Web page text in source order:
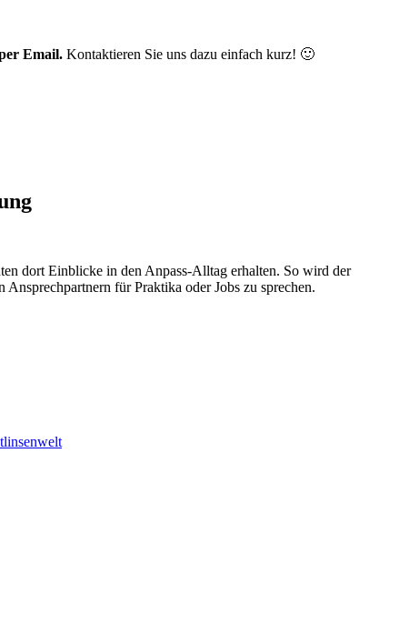
Email. Kontaktieren Sie uns dazu einfach kurz! 🙂
dort Einblicke in den Anpass-Alltag erhalten. So wird der
für Praktika oder Jobs zu sprechen.